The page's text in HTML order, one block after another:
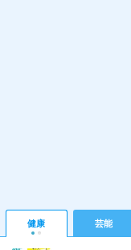
健康 芸能